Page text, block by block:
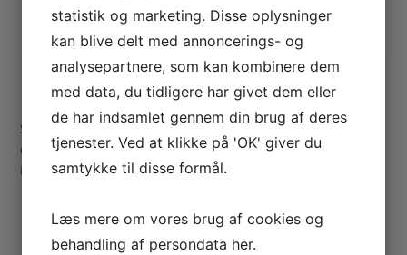
du
søger
her
Ingen resultater fundet
Siden du anmodede om kunne ikke findes. Prøv at præciser
din søgning, eller brug navigationen ovenfor til at lokalisere
indlægget.
statistik og marketing. Disse oplysninger
kan blive delt med annoncerings- og
analysepartnere, som kan kombinere dem
med data, du tidligere har givet dem eller
de har indsamlet gennem din brug af deres
tjenester. Ved at klikke på 'OK' giver du
samtykke til disse formål.
Læs mere om vores brug af cookies og
behandling af persondata her.